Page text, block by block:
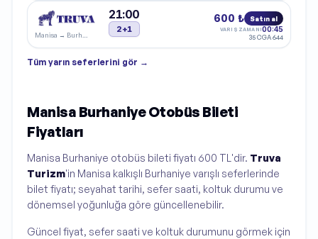
Manisa → Burhaniye
21:00
2+1
600 ₺ Satın al
VARIŞ ZAMANI00:45
35 CGA 644
Tüm yarın seferlerini gör →
Manisa Burhaniye Otobüs Bileti
Fiyatları
Manisa Burhaniye otobüs bileti fiyatı 600 TL'dir. Truva
Turizm'in Manisa kalkışlı Burhaniye varışlı seferlerinde
bilet fiyatı; seyahat tarihi, sefer saati, koltuk durumu ve
dönemsel yoğunluğa göre güncellenebilir.
Güncel fiyat, sefer saati ve koltuk durumunu görmek için